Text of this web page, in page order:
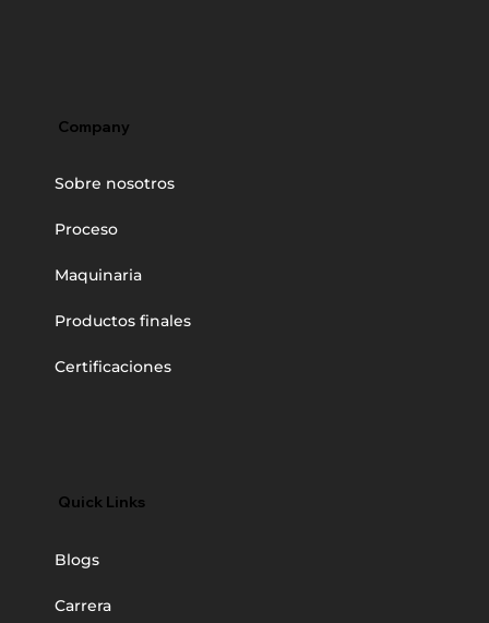
Company
Sobre nosotros
Proceso
Maquinaria
Productos finales
Certificaciones
Quick Links
Blogs
Carrera